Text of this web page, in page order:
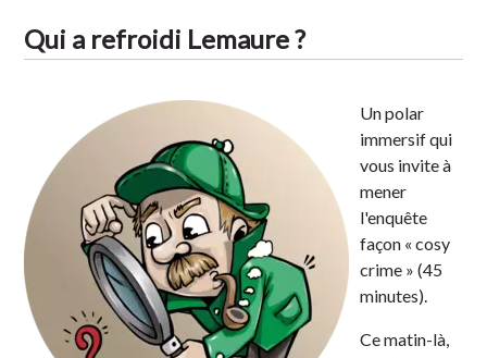
Qui a refroidi Lemaure ?
Un polar
immersif qui
vous invite à
mener
l'enquête
façon « cosy
crime » (45
minutes).
Ce matin-là,